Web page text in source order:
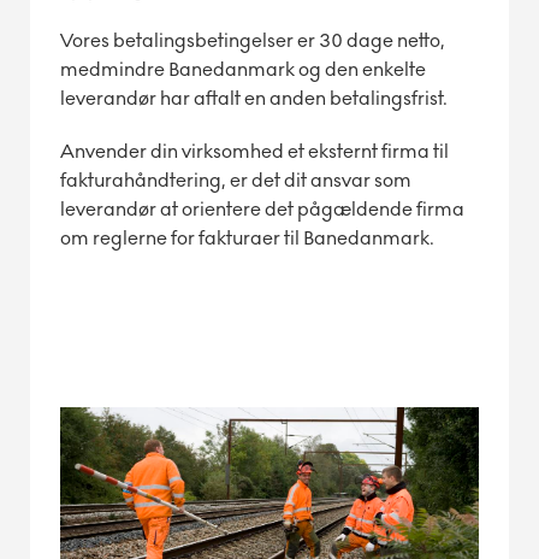
Vores betalingsbetingelser er 30 dage netto,
medmindre Banedanmark og den enkelte
leverandør har aftalt en anden betalingsfrist.
Anvender din virksomhed et eksternt firma til
fakturahåndtering, er det dit ansvar som
leverandør at orientere det pågældende firma
om reglerne for fakturaer til Banedanmark.